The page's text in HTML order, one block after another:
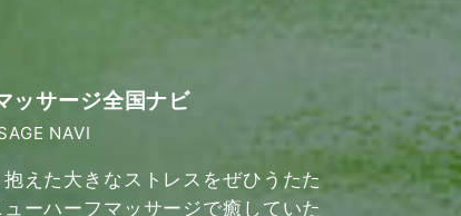
ッサージ全国ナビ
NAVI
抱えた大きなストレスをぜひうたた
ューハーフマッサージで癒していた